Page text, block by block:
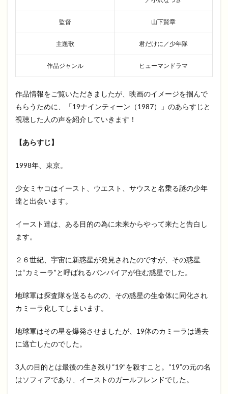
監督 山下賢章
主題歌 君だけに／少年隊
作品ジャンル ヒューマンドラマ
作品情報をご覧いただきましたが、映画のイメージを掴んで
もらうために、「19ナインティーン（1987）」のあらすじと
視聴した人の声を紹介していきます！
【あらすじ】
1998年、東京。
少女ミヤコはイースト、ウエスト、サウスと名乗る謎の少年
達と出会います。
イースト達は、ある目的の為に未来からやって来たと告白し
ます。
２６世紀、宇宙に新惑星が発見されたのですが、その惑星
は“カミーラ”と呼ばれるバンパイアが住む惑星でした。
地球軍は探査隊を送るものの、その惑星の生命体に同化され
カミーラ化してしまいます。
地球軍はその星を爆発させましたが、19体のカミーラは過去
に逃亡したのでした。
3人の目的とは最後の生き残り“19”を殺すこと。“19”の元の名
はソフィアであり、イーストのガールフレンドでした。